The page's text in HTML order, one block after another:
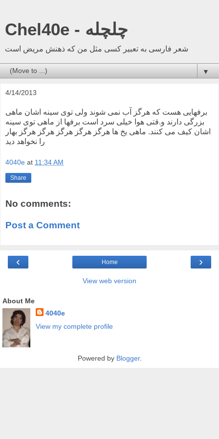
Chel40e - چلچله
شعر فارسی به تعبیر کسی مثل من که ذهنش مریض است
▼
4/14/2013
برفهایی هست که هرگز آب نمی شوند ولی توی سینه اشان ماهی
بزرگی دارند و.قتی هوا خیلی سرد است برفها از ماهی توی سینه
اشان کیف می کنند. ماهی یخ ها هرگز هرگز هرگز هرگز هرگز بهار
را نخواهد دید
4040e at 11:34 AM
Share
No comments:
Post a Comment
‹ ›
Home
View web version
About Me
4040e
View my complete profile
Powered by Blogger.